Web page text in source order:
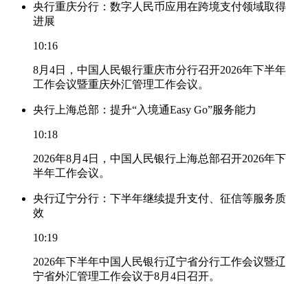
央行重庆分行：数字人民币应用在跨境支付领域取得
进展
10:16
8月4日，中国人民银行重庆市分行召开2026年下半年
工作会议暨重庆外汇管理工作会议。
央行上海总部：提升“入境通Easy Go”服务能力
10:18
2026年8月4日，中国人民银行上海总部召开2026年下
半年工作会议。
央行辽宁分行：下半年继续提升支付、征信等服务质
效
10:19
2026年下半年中国人民银行辽宁省分行工作会议暨辽
宁省外汇管理工作会议于8月4日召开。